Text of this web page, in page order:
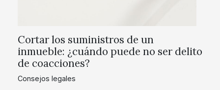
Cortar los suministros de un
inmueble: ¿cuándo puede no ser delito
de coacciones?
Consejos legales